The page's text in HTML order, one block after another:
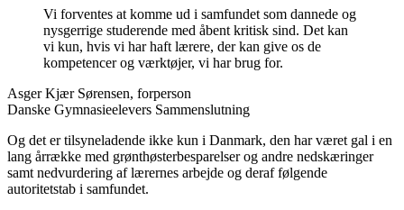
Vi forventes at komme ud i samfundet som dannede og
nysgerrige studerende med åbent kritisk sind. Det kan
vi kun, hvis vi har haft lærere, der kan give os de
kompetencer og værktøjer, vi har brug for.
Asger Kjær Sørensen, forperson
Danske Gymnasieelevers Sammenslutning
Og det er tilsyneladende ikke kun i Danmark, den har været gal i en
lang årrække med grønthøsterbesparelser og andre nedskæringer
samt nedvurdering af lærernes arbejde og deraf følgende
autoritetstab i samfundet.